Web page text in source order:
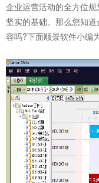
企业运营活动的全方位
坚实的基础。那么您知道
容吗?下面顺景软件小编